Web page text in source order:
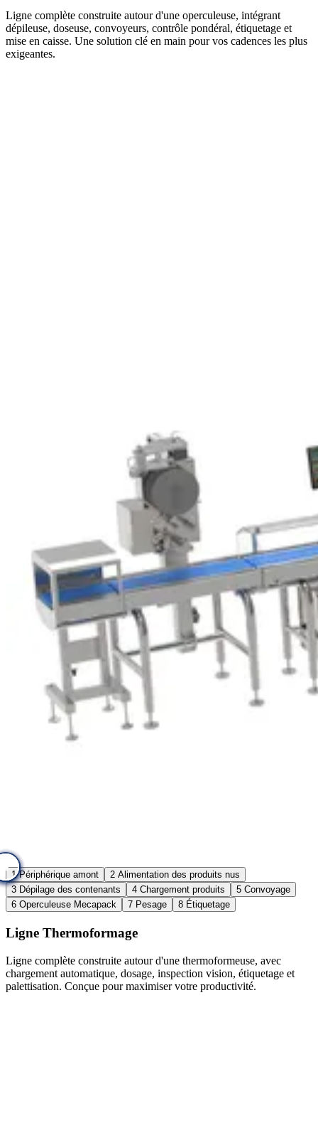
Ligne complète construite autour d'une operculeuse, intégrant
dépileuse, doseuse, convoyeurs, contrôle pondéral, étiquetage et
mise en caisse. Une solution clé en main pour vos cadences les plus
exigeantes.
8765
4321
1Périphérique amont 2 Alimentation des produits nus
3 Dépilage des contenants 4 Chargement produits 5 Convoyage
6 Operculeuse Mecapack 7 Pesage 8 Étiquetage
Ligne Thermoformage
Ligne complète construite autour d'une thermoformeuse, avec
chargement automatique, dosage, inspection vision, étiquetage et
palettisation. Conçue pour maximiser votre productivité.